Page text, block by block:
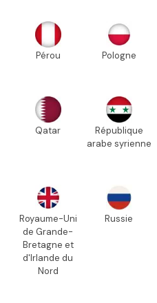
Pérou Pologne
Qatar
République
arabe syrienne
Royaume-Uni
de Grande-
Bretagne et
d'Irlande du
Nord
Russie